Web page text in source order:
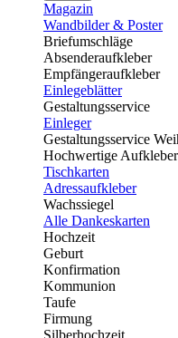
Magazin
Wandbilder & Poster
Briefumschläge
Absenderaufkleber
Empfängeraufkleber
Einlegeblätter
Gestaltungsservice
Einleger
Gestaltungsservice
Hochwertige Aufkleber
Tischkarten
Adressaufkleber
Wachssiegel
Alle Dankeskarten
Hochzeit
Geburt
Konfirmation
Kommunion
Taufe
Firmung
Silberhochzeit